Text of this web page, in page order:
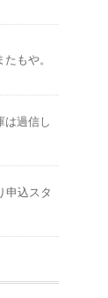
もや。
は過信し
申込スタ